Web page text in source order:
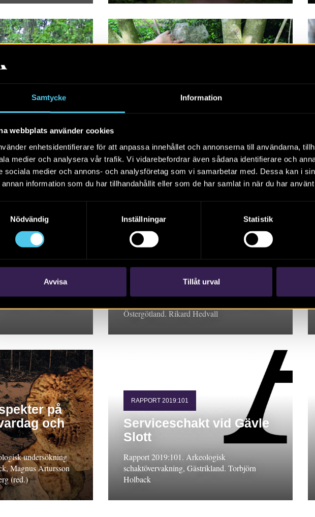
Samtycke Information
webbplats använder cookies
enhetsidentifierare för att anpassa innehållet och annonserna till användarna,
medier och analysera vår trafik. Vi vidarebefordrar även sådana identifierare och
sociala medier och annons- och analysföretag som vi samarbetar med. Dessa kan i
annan information som du har tillhandahållit eller som de har samlat in när du har
Nödvändig
Inställningar Statistik
Avvisa Tillåt urval
och en
förundersökningar,
Väg 11 – sträckan
Anklam–Svampakorset
Söderberg med bidrag av Alf Ericsson
undersökning i
Östergötland.
RAPPORT 2019:130
ledningsgrävning för ny
Östergötland. Rikard Hedvall
på
och
undersökning
Magnus Artursson
(red.)
RAPPORT 2019:101
Serviceschakt vid Gävle
Slott
Rapport 2019:101. Arkeologisk
schaktövervakning, Gästrikland. Torbjörn
Holback